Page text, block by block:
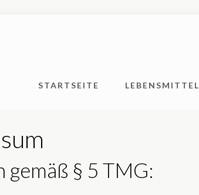
STARTSEITE LEBENSMITTEL
gemäß § 5 TMG: